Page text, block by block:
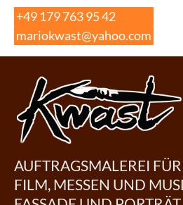
Skip
content
+49 179 763 95 42
mariokwast@yahoo.com
AUFTRAGSMALEREI
FILM, MESSEN UND